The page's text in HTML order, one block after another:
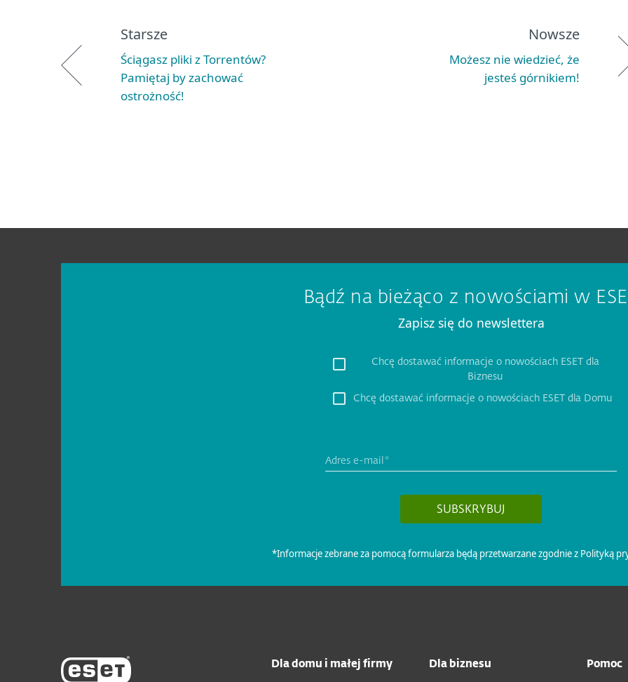
Starsze
Ściągasz pliki z Torrentów?
Pamiętaj by zachować
ostrożność!
Nowsze
Możesz nie wiedzieć, że
jesteś górnikiem!
Dla domu i małej firmy Dla biznesu Pomoc